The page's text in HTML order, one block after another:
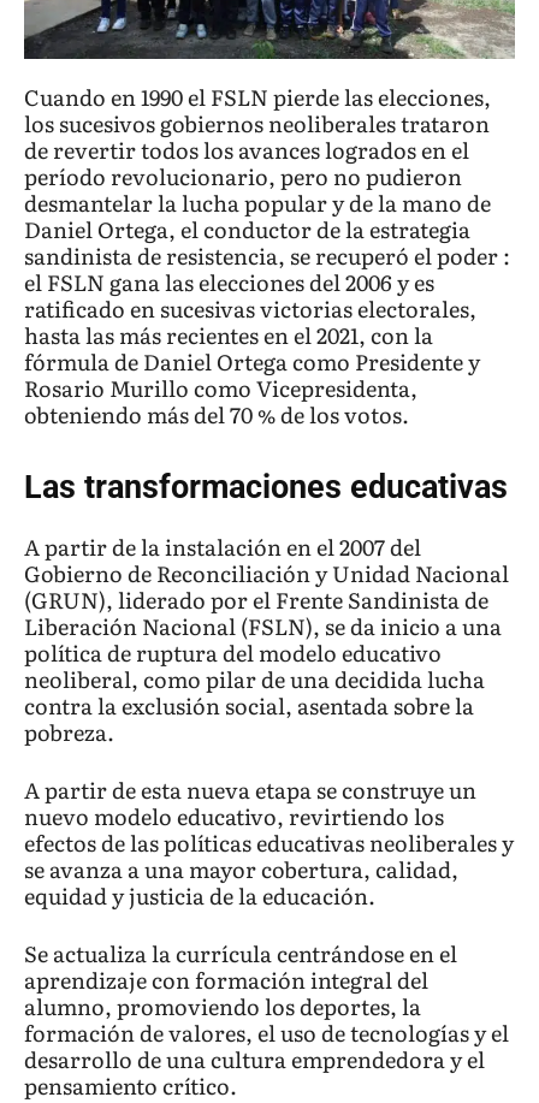
Cuando en 1990 el FSLN pierde las elecciones,
los sucesivos gobiernos neoliberales trataron
de revertir todos los avances logrados en el
período revolucionario, pero no pudieron
desmantelar la lucha popular y de la mano de
Daniel Ortega, el conductor de la estrategia
sandinista de resistencia, se recuperó el poder :
el FSLN gana las elecciones del 2006 y es
ratificado en sucesivas victorias electorales,
hasta las más recientes en el 2021, con la
fórmula de Daniel Ortega como Presidente y
Rosario Murillo como Vicepresidenta,
obteniendo más del 70 % de los votos.
Las transformaciones educativas
A partir de la instalación en el 2007 del
Gobierno de Reconciliación y Unidad Nacional
(GRUN), liderado por el Frente Sandinista de
Liberación Nacional (FSLN), se da inicio a una
política de ruptura del modelo educativo
neoliberal, como pilar de una decidida lucha
contra la exclusión social, asentada sobre la
pobreza.
A partir de esta nueva etapa se construye un
nuevo modelo educativo, revirtiendo los
efectos de las políticas educativas neoliberales y
se avanza a una mayor cobertura, calidad,
equidad y justicia de la educación.
Se actualiza la currícula centrándose en el
aprendizaje con formación integral del
alumno, promoviendo los deportes, la
formación de valores, el uso de tecnologías y el
desarrollo de una cultura emprendedora y el
pensamiento crítico.